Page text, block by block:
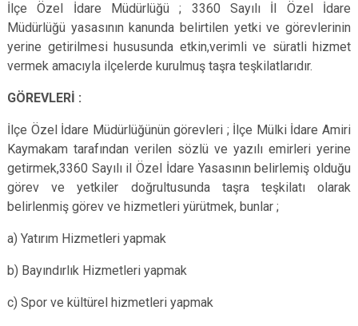
İlçe Özel İdare Müdürlüğü ; 3360 Sayılı İl Özel İdare
Müdürlüğü yasasının kanunda belirtilen yetki ve görevlerinin
yerine getirilmesi hususunda etkin,verimli ve süratli hizmet
vermek amacıyla ilçelerde kurulmuş taşra teşkilatlarıdır.
GÖREVLERİ :
İlçe Özel İdare Müdürlüğünün görevleri ; İlçe Mülki İdare Amiri
Kaymakam tarafından verilen sözlü ve yazılı emirleri yerine
getirmek,3360 Sayılı il Özel İdare Yasasının belirlemiş olduğu
görev ve yetkiler doğrultusunda taşra teşkilatı olarak
belirlenmiş görev ve hizmetleri yürütmek, bunlar ;
a) Yatırım Hizmetleri yapmak
b) Bayındırlık Hizmetleri yapmak
c) Spor ve kültürel hizmetleri yapmak